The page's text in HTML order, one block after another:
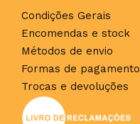
Condições Gerais
Encomendas e stock
Métodos de envio
Formas de pagamento
Trocas e devoluções